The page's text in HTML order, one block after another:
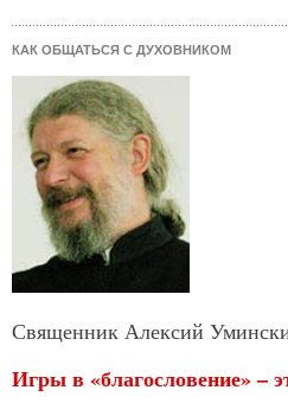
КАК ОБЩАТЬСЯ С ДУХОВНИКОМ
Священник Алексий
Игры в «благословение» –